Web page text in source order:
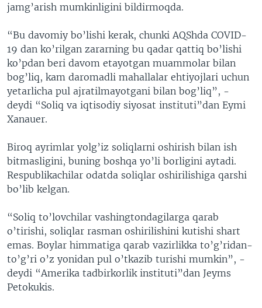
jamg’arish mumkinligini bildirmoqda.
“Bu davomiy bo’lishi kerak, chunki AQShda COVID-
19 dan ko’rilgan zararning bu qadar qattiq bo’lishi
ko’pdan beri davom etayotgan muammolar bilan
bog’liq, kam daromadli mahallalar ehtiyojlari uchun
yetarlicha pul ajratilmayotgani bilan bog’liq”, -
deydi “Soliq va iqtisodiy siyosat instituti”dan Eymi
Xanauer.
Biroq ayrimlar yolg’iz soliqlarni oshirish bilan ish
bitmasligini, buning boshqa yo’li borligini aytadi.
Respublikachilar odatda soliqlar oshirilishiga qarshi
bo’lib kelgan.
“Soliq to’lovchilar vashingtondagilarga qarab
o’tirishi, soliqlar rasman oshirilishini kutishi shart
emas. Boylar himmatiga qarab vazirlikka to’g’ridan-
to’g’ri o’z yonidan pul o’tkazib turishi mumkin”, -
deydi “Amerika tadbirkorlik instituti”dan Jeyms
Petokukis.